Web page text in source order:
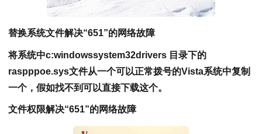
替换系统文件解决“651”的网络故障
将系统中c:windowssystem32drivers 目录下的
raspppoe.sys文件从一个可以正常拨号的Vista系统中复制
一个，假如找不到可以直接下载这个。
文件权限解决“651”的网络故障